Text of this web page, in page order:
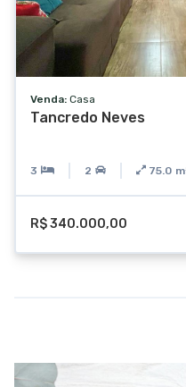
Venda: Casa
Tancredo Neves
3 2 75.0
R$ 340.000,00